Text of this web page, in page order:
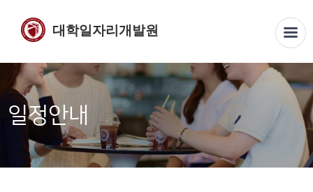
대학일자리개발원
일정안내